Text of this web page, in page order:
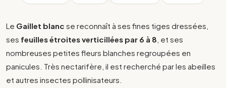
Le Gaillet blanc se reconnaît à ses fines tiges dressées,
ses feuilles étroites verticillées par 6 à 8 , et ses
nombreuses petites fleurs blanches regroupées en
panicules. Très nectarifère, il est recherché par les abeilles
et autres insectes pollinisateurs.